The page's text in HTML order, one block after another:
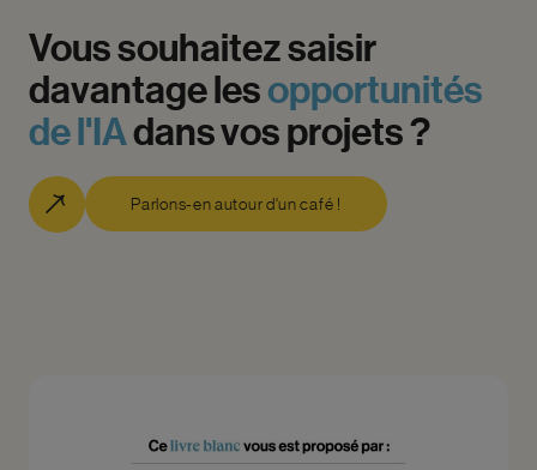
Voussouhaitezsaisir
davantagelesopportunités
del'IAdansvosprojets?
Parlons-en autour d'un café !